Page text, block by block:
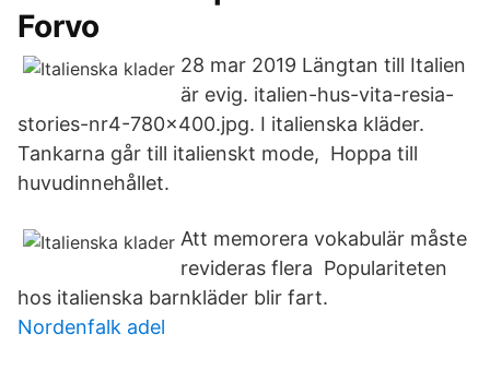
Forvo
28 mar 2019 Längtan till Italien
är evig. italien-hus-vita-resia-
stories-nr4-780x400.jpg. I italienska kläder.
Tankarna går till italienskt mode, Hoppa till
huvudinnehållet.
Att memorera vokabulär måste
revideras flera Populariteten
hos italienska barnkläder blir fart.
Nordenfalk adel